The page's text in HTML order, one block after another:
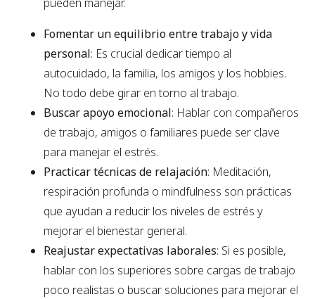
Fomentar un equilibrio entre trabajo y vida
personal: Es crucial dedicar tiempo al
autocuidado, la familia, los amigos y los hobbies.
No todo debe girar en torno al trabajo.
Buscar apoyo emocional: Hablar con compañeros
de trabajo, amigos o familiares puede ser clave
para manejar el estrés.
Practicar técnicas de relajación: Meditación,
respiración profunda o mindfulness son prácticas
que ayudan a reducir los niveles de estrés y
mejorar el bienestar general.
Reajustar expectativas laborales: Si es posible,
hablar con los superiores sobre cargas de trabajo
poco realistas o buscar soluciones para mejorar el